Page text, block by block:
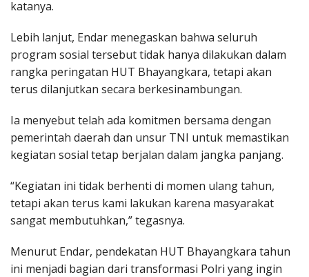
katanya.
Lebih lanjut, Endar menegaskan bahwa seluruh
program sosial tersebut tidak hanya dilakukan dalam
rangka peringatan HUT Bhayangkara, tetapi akan
terus dilanjutkan secara berkesinambungan.
Ia menyebut telah ada komitmen bersama dengan
pemerintah daerah dan unsur TNI untuk memastikan
kegiatan sosial tetap berjalan dalam jangka panjang.
“Kegiatan ini tidak berhenti di momen ulang tahun,
tetapi akan terus kami lakukan karena masyarakat
sangat membutuhkan,” tegasnya.
Menurut Endar, pendekatan HUT Bhayangkara tahun
ini menjadi bagian dari transformasi Polri yang ingin